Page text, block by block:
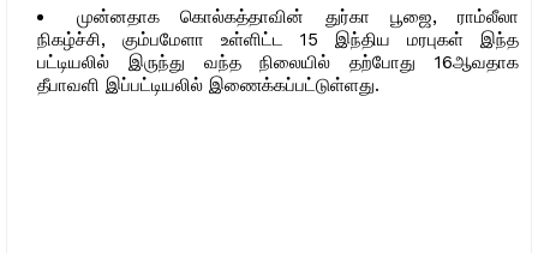
முன்னதாக கொல்கத்தாவின் துர்கா பூஜை, ராம்லீலா
நிகழ்ச்சி, கும்பமேளா உள்ளிட்ட 15 இந்திய மரபுகள் இந்த
பட்டியலில் இருந்து வந்த நிலையில் தற்போது 16ஆவதாக
தீபாவளி இப்பட்டியலில் இணைக்கப்பட்டுள்ளது.